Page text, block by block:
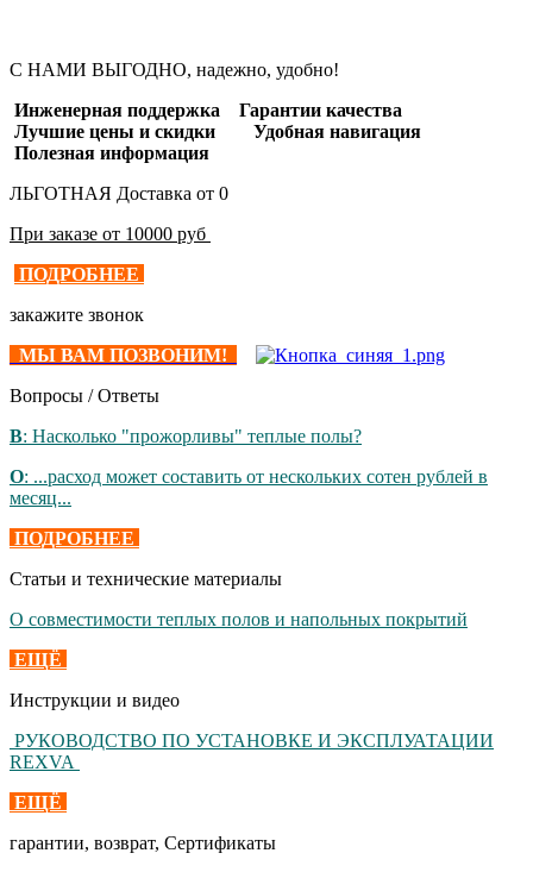
С НАМИ ВЫГОДНО, надежно, удобно!
Инженерная поддержка Гарантии качества
Лучшие цены и скидки Удобная навигация
Полезная информация
ЛЬГОТНАЯ Доставка от 0
При заказе от 10000 руб
ПОДРОБНЕЕ
закажите звонок
МЫ ВАМ ПОЗВОНИМ!
Вопросы / Ответы
В: Насколько "прожорливы" теплые полы?
О: ...расход может составить от нескольких сотен рублей в
месяц...
ПОДРОБНЕЕ
Статьи и технические материалы
О совместимости теплых полов и напольных покрытий
ЕЩЁ
Инструкции и видео
РУКОВОДСТВО ПО УСТАНОВКЕ И ЭКСПЛУАТАЦИИ
REXVA
ЕЩЁ
гарантии, возврат, Сертификаты